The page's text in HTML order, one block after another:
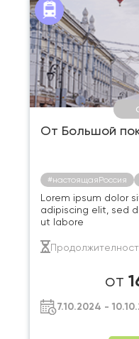
От Большой
#настоящаяРоссия
Lorem ipsum dolor
adipiscing elit, sed
ut labore
от
7.10.2024 -